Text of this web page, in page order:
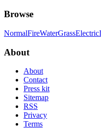
Browse
NormalFireWaterGrassElectric
About
About
Contact
Press kit
Sitemap
RSS
Privacy
Terms